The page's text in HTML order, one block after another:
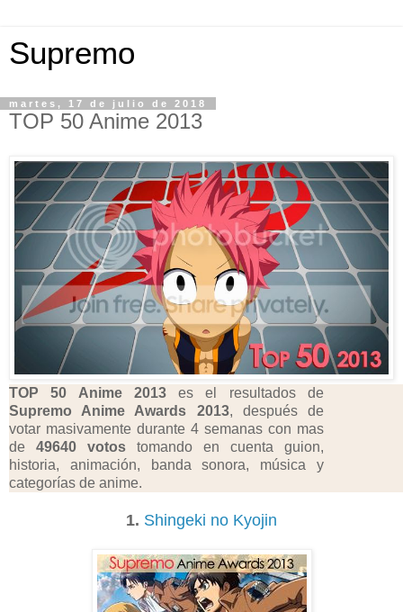
Supremo
martes, 17 de julio de 2018
TOP 50 Anime 2013
TOP 50 Anime 2013es el resultados de
Supremo Anime Awards 2013, después de
votar masivamente durante 4 semanas con mas
de 49640 votos tomando en cuenta guion,
historia, animación, banda sonora, música y
categorías de anime.
1. Shingeki no Kyojin